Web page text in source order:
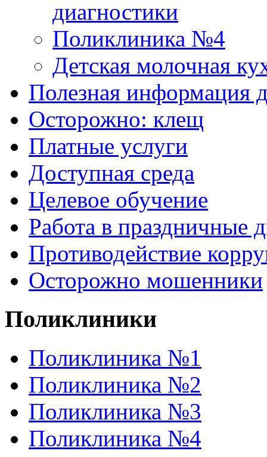
диагностики
Поликлиника №4
Детская молочная
Полезная информация
Осторожно: клещ
Платные услуги
Доступная среда
Целевое обучение
Работа в праздничные
Противодействие
Осторожно мошенники
Поликлиники
Поликлиника №1
Поликлиника №2
Поликлиника №3
Поликлиника №4